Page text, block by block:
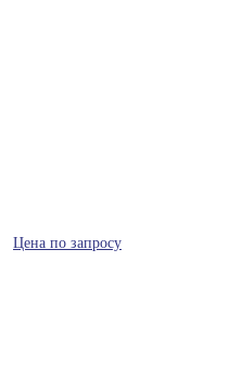
Цена по запросу